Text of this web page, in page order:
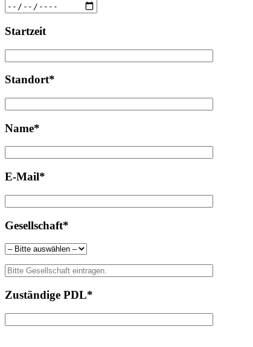
Startzeit
Standort*
Name*
E-Mail*
Gesellschaft*
Zuständige PDL*